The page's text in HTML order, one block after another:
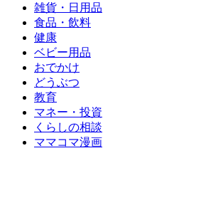
雑貨・日用品
食品・飲料
健康
ベビー用品
おでかけ
どうぶつ
教育
マネー・投資
くらしの相談
ママコマ漫画